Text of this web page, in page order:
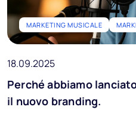
MARKETING MUSICALE
18.09.2025
Perché abbiamo
il nuovo branding.